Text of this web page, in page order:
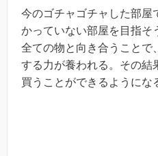
今のゴチャゴチャした部屋
かっていない部屋を目指そ
全ての物と向き合うことで
する力が養われる。その結
買うことができるようにな